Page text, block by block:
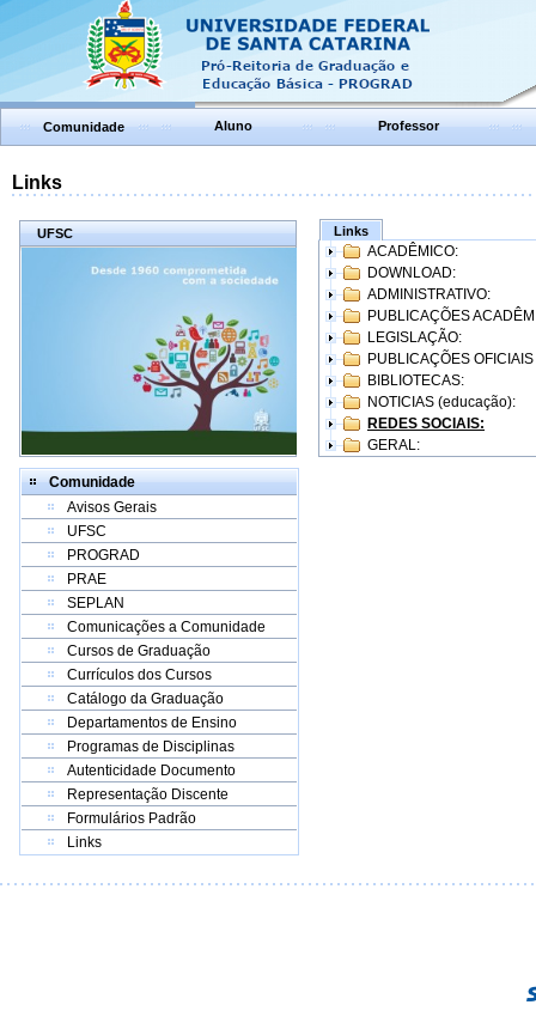
Comunidade Aluno Professor
Links
UFSC
Comunidade
Avisos Gerais
UFSC
PROGRAD
PRAE
SEPLAN
Comunicações a Comunidade
Cursos de Graduação
Currículos dos Cursos
Catálogo da Graduação
Departamentos de Ensino
Programas de Disciplinas
Autenticidade Documento
Representação Discente
Formulários Padrão
Links
Links
ACADÊMICO:
DOWNLOAD:
ADMINISTRATIVO:
PUBLICAÇÕES
LEGISLAÇÃO:
PUBLICAÇÕES
BIBLIOTECAS:
NOTICIAS (educação):
REDES SOCIAIS:
GERAL: